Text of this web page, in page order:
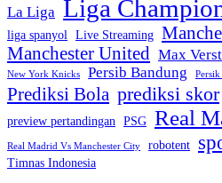
La Liga Liga
liga spanyol Live Streaming
Manchester United Max
New York Knicks Persib Bandung
Prediksi Bola prediksi skor
preview pertandingan PSG Real
Real Madrid Vs Manchester City robotent
Timnas Indonesia